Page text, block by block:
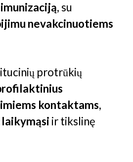
, su
nevakcinuotiems
protrūkių
kontaktams,
ir tikslinę